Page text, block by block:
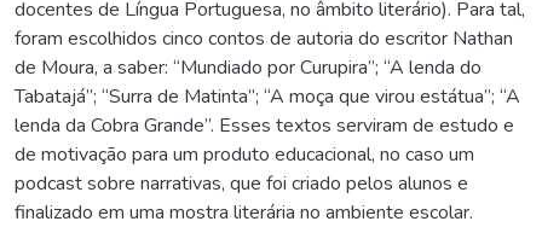
docentes de Língua Portuguesa, no âmbito literário). Para tal,
foram escolhidos cinco contos de autoria do escritor Nathan
de Moura, a saber: “Mundiado por Curupira”; “A lenda do
Tabatajá”; “Surra de Matinta”; “A moça que virou estátua”; “A
lenda da Cobra Grande”. Esses textos serviram de estudo e
de motivação para um produto educacional, no caso um
podcast sobre narrativas, que foi criado pelos alunos e
finalizado em uma mostra literária no ambiente escolar.